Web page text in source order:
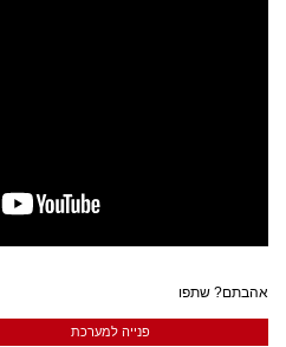
אהבתם? שתפו
פנייה למערכת